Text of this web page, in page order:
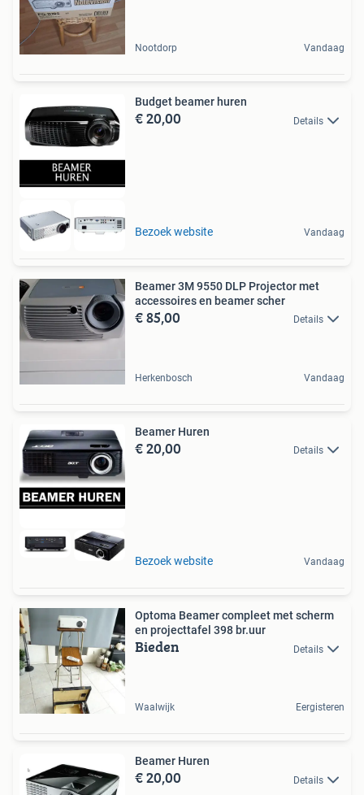
Nootdorp Vandaag
Budget beamer huren
€ 20,00 Details
Bezoek website Vandaag
Beamer 3M 9550 DLP Projector met
accessoires en beamer scher
€ 85,00 Details
Herkenbosch Vandaag
Beamer Huren
€ 20,00 Details
Bezoek website Vandaag
Optoma Beamer compleet met scherm
en projecttafel 398 br.uur
Bieden Details
Waalwijk Eergisteren
Beamer Huren
€ 20,00 Details